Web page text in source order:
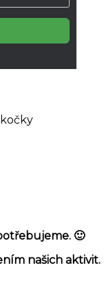
🙂
našich aktivit.